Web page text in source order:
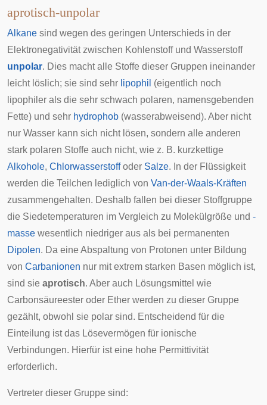
aprotisch-unpolar
Alkane sind wegen des geringen Unterschieds in der
Elektronegativität zwischen Kohlenstoff und Wasserstoff
unpolar. Dies macht alle Stoffe dieser Gruppen ineinander
leicht löslich; sie sind sehr lipophil (eigentlich noch
lipophiler als die sehr schwach polaren, namensgebenden
Fette) und sehr hydrophob (wasserabweisend). Aber nicht
nur Wasser kann sich nicht lösen, sondern alle anderen
stark polaren Stoffe auch nicht, wie z. B. kurzkettige
Alkohole, Chlorwasserstoffoder Salze. In der Flüssigkeit
werden die Teilchen lediglich von Van-der-Waals-Kräften
zusammengehalten. Deshalb fallen bei dieser Stoffgruppe
die Siedetemperaturen im Vergleich zu Molekülgröße und -
masse wesentlich niedriger aus als bei permanenten
Dipolen. Da eine Abspaltung von Protonen unter Bildung
von Carbanionen nur mit extrem starken Basen möglich ist,
sind sie aprotisch. Aber auch Lösungsmittel wie
Carbonsäureester oder Ether werden zu dieser Gruppe
gezählt, obwohl sie polar sind. Entscheidend für die
Einteilung ist das Lösevermögen für ionische
Verbindungen. Hierfür ist eine hohe Permittivität
erforderlich.
Vertreter dieser Gruppe sind: